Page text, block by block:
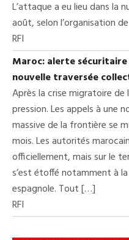
L’attaque a eu lieu dans la
août, selon l’organisation
RFI
Maroc: alerte sécuritaire
nouvelle traversée
Après la crise migratoire
pression. Les appels à une
massive de la frontière se
mois. Les autorités
officiellement, mais sur le
s’est étoffé notamment à
espagnole. Tout […]
RFI